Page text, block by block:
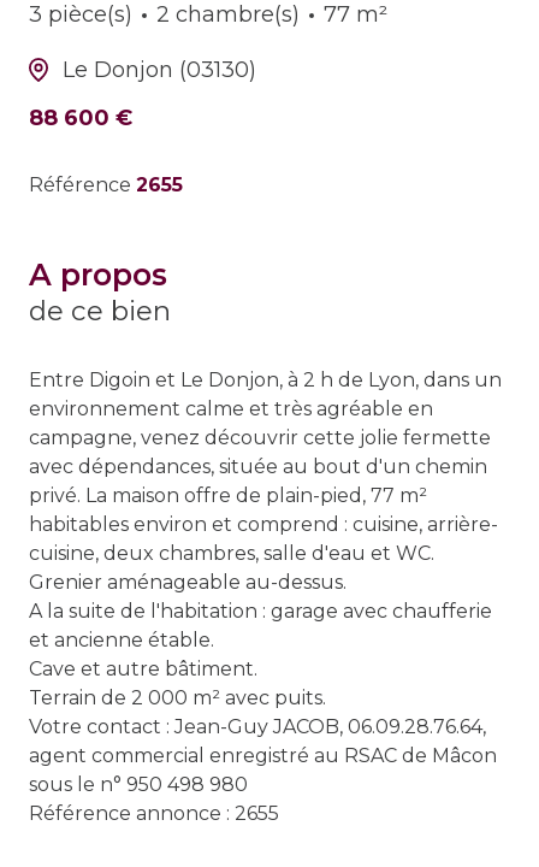
3 pièce(s)
2 chambre(s) 77 m²
Le Donjon (03130)
88 600 €
Référence 2655
a propos
de ce bien
Entre Digoin et Le Donjon, à 2 h de Lyon, dans un
environnement calme et très agréable en
campagne, venez découvrir cette jolie fermette
avec dépendances, située au bout d'un chemin
privé. La maison offre de plain-pied, 77 m²
habitables environ et comprend : cuisine, arrière-
cuisine, deux chambres, salle d'eau et WC.
Grenier aménageable au-dessus.
A la suite de l'habitation : garage avec chaufferie
et ancienne étable.
Cave et autre bâtiment.
Terrain de 2 000 m² avec puits.
Votre contact : Jean-Guy JACOB, 06.09.28.76.64,
agent commercial enregistré au RSAC de Mâcon
sous le n° 950 498 980
Référence annonce : 2655